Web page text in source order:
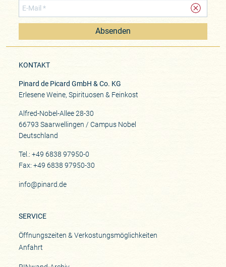
Absenden
KONTAKT
Pinard de Picard GmbH & Co. KG
Erlesene Weine, Spirituosen & Feinkost
Alfred-Nobel-Allee 28-30
66793 Saarwellingen / Campus Nobel
Deutschland
Tel.: +49 6838 97950-0
Fax: +49 6838 97950-30
info@pinard.de
SERVICE
Öffnungszeiten & Verkostungsmöglichkeiten
Anfahrt